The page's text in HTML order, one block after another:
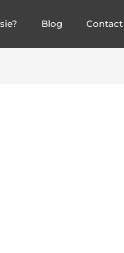
Blog Contact